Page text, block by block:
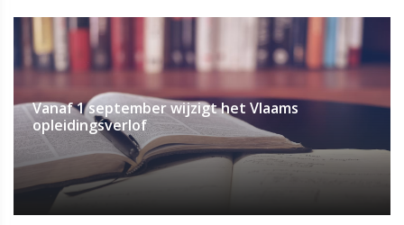
Vanaf 1 september wijzigt het Vlaams
opleidingsverlof